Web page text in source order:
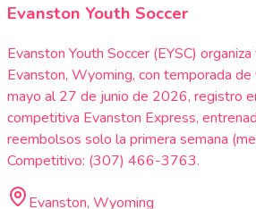
Evanston Youth Soccer
Evanston Youth Soccer (EYSC)
Evanston, Wyoming, con temporada
mayo al 27 de junio de 2026, registro
competitiva Evanston Express,
reembolsos solo la primera semana
Competitivo: (307) 466-3763.
Evanston, Wyoming